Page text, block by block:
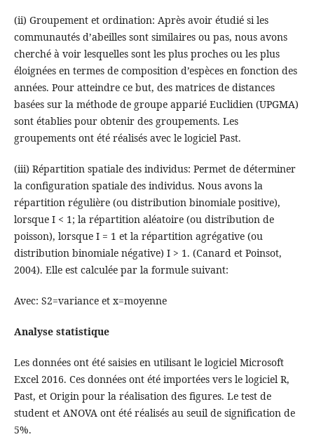
(ii) Groupement et ordination: Après avoir étudié si les
communautés d’abeilles sont similaires ou pas, nous avons
cherché à voir lesquelles sont les plus proches ou les plus
éloignées en termes de composition d’espèces en fonction des
années. Pour atteindre ce but, des matrices de distances
basées sur la méthode de groupe apparié Euclidien (UPGMA)
sont établies pour obtenir des groupements. Les
groupements ont été réalisés avec le logiciel Past.
(iii) Répartition spatiale des individus: Permet de déterminer
la configuration spatiale des individus. Nous avons la
répartition régulière (ou distribution binomiale positive),
lorsque I < 1; la répartition aléatoire (ou distribution de
poisson), lorsque I = 1 et la répartition agrégative (ou
distribution binomiale négative) I > 1. (Canard et Poinsot,
2004). Elle est calculée par la formule suivant:
Avec: S2=variance et x=moyenne
Analyse statistique
Les données ont été saisies en utilisant le logiciel Microsoft
Excel 2016. Ces données ont été importées vers le logiciel R,
Past, et Origin pour la réalisation des figures. Le test de
student et ANOVA ont été réalisés au seuil de signification de
5%.